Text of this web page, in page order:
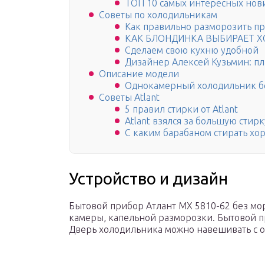
ТОП 10 самых интересных
Советы по холодильникам
Как правильно разморозить
КАК БЛОНДИНКА ВЫБИРАЕТ
Сделаем свою кухню удобной
Дизайнер Алексей Кузьмин:
Описание модели
Однокамерный холодильник
Советы Atlant
5 правил стирки от Atlant
Atlant взялся за большую
С каким барабаном стирать
Устройство и дизайн
Бытовой прибор Атлант МХ 5810-62 без
камеры, капельной разморозки. Бытовой
Дверь холодильника можно навешивать с